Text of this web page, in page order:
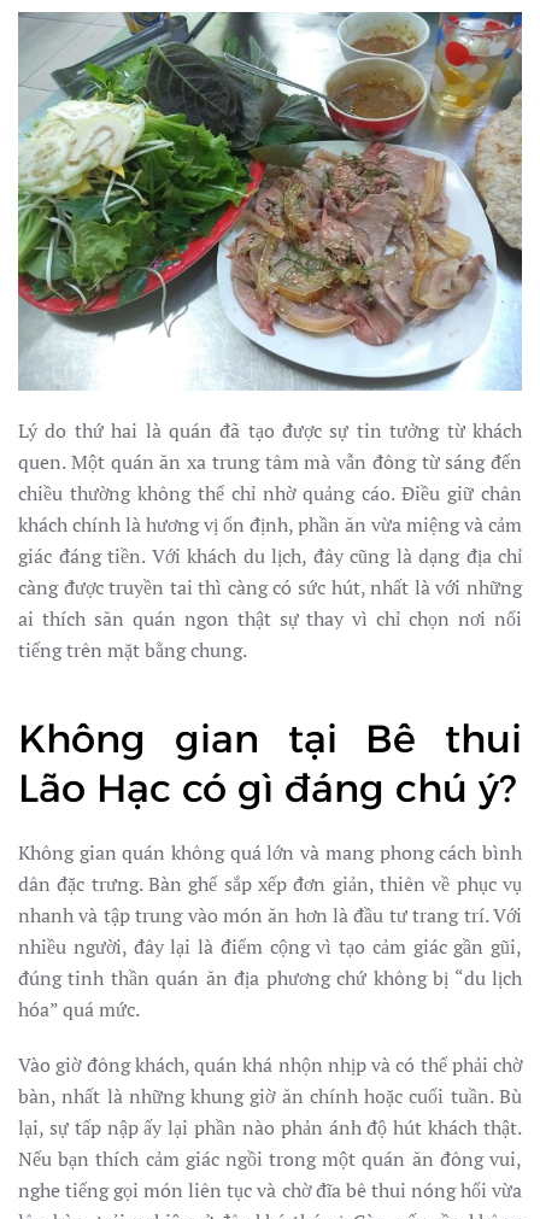
Lý do thứ hai là quán đã tạo được sự tin tưởng từ khách
quen. Một quán ăn xa trung tâm mà vẫn đông từ sáng đến
chiều thường không thể chỉ nhờ quảng cáo. Điều giữ chân
khách chính là hương vị ổn định, phần ăn vừa miệng và cảm
giác đáng tiền. Với khách du lịch, đây cũng là dạng địa chỉ
càng được truyền tai thì càng có sức hút, nhất là với những
ai thích săn quán ngon thật sự thay vì chỉ chọn nơi nổi
tiếng trên mặt bằng chung.
Không gian tại Bê thui
Lão Hạc có gì đáng chú ý?
Không gian quán không quá lớn và mang phong cách bình
dân đặc trưng. Bàn ghế sắp xếp đơn giản, thiên về phục vụ
nhanh và tập trung vào món ăn hơn là đầu tư trang trí. Với
nhiều người, đây lại là điểm cộng vì tạo cảm giác gần gũi,
đúng tinh thần quán ăn địa phương chứ không bị “du lịch
hóa” quá mức.
Vào giờ đông khách, quán khá nhộn nhịp và có thể phải chờ
bàn, nhất là những khung giờ ăn chính hoặc cuối tuần. Bù
lại, sự tấp nập ấy lại phần nào phản ánh độ hút khách thật.
Nếu bạn thích cảm giác ngồi trong một quán ăn đông vui,
nghe tiếng gọi món liên tục và chờ đĩa bê thui nóng hổi vừa